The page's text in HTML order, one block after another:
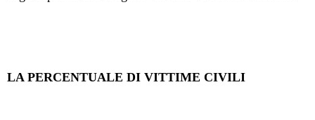
LA PERCENTUALE DI VITTIME CIVILI